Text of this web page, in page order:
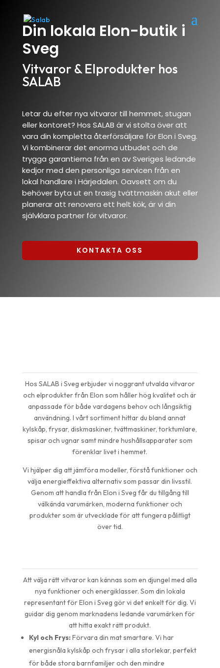
Din lokala Elon-butik i
Sveg
Vitvaror & Elprodukter hos
SALAB
Letar du efter nya vitvaror till hemmet, stugan
eller kontoret? Hos SALAB är vi stolta över att
vara din kompletta återförsäljare för Elon i Sveg.
Vi kombinerar det enorma utbudet och de
trygga garantierna från en av Sveriges ledande
kedjor med den personliga servicen från en
lokal handlare i Härjedalen. Oavsett om du
behöver byta ut en trasig tvättmaskin akut eller
planerar att renovera ett helt kök, är vi din
självklara partner för vitvaror.
KONTAKTA OSS
Hos SALAB i Sveg erbjuder vi noggrant utvalda vitvaror
och elprodukter från Elon som håller hög kvalitet och är
anpassade för både vardagens behov och långsiktig
användning. I vårt sortiment hittar du bland annat
kylskåp, frysar, diskmaskiner, tvättmaskiner, torktumlare,
spisar och ugnar samt mindre hushållsapparater som
förenklar livet i hemmet.
Vi hjälper dig att jämföra modeller, förstå funktioner och
välja energieffektiva alternativ som passar din livsstil.
Genom att handla från Elon i Sveg får du tillgång till
välkända varumärken, moderna funktioner och
produkter som är utvecklade för att fungera pålitligt
över tid.
Att välja rätt vitvaror kan kännas som en djungel med alla
nya funktioner och energiklasser. Som din lokala
representant för Elon i Sveg gör vi det enkelt för dig. Vi
guidar dig genom marknadens ledande varumärken för
att hitta exakt rätt produkt.
Kyl och Frys: Förvara din mat smartare. Vi har
energisnåla kylskåp och frysar i alla storlekar, perfekt
för både stora barnfamiljer och den mindre